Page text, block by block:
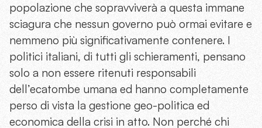
popolazione che sopravviverà a questa immane
sciagura che nessun governo può ormai evitare e
nemmeno più significativamente contenere. I
politici italiani, di tutti gli schieramenti, pensano
solo a non essere ritenuti responsabili
dell’ecatombe umana ed hanno completamente
perso di vista la gestione geo-politica ed
economica della crisi in atto. Non perché chi